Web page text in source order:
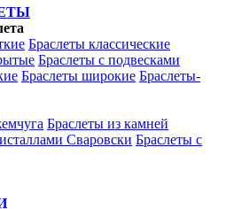
Браслеты классические
Браслеты с подвесками
Браслеты широкие Браслеты-
Браслеты из камней
Сваровски Браслеты с